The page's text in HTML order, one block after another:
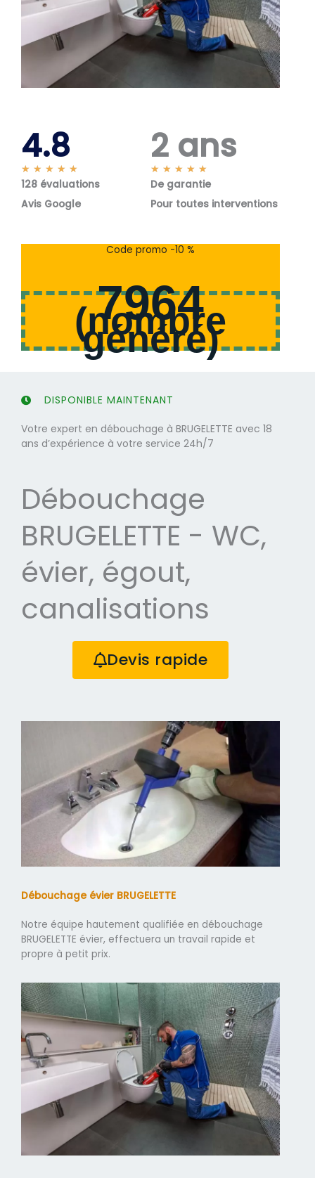
4.8
★ ★ ★ ★ ★
o
s
128 évaluations
Avis Google
2 ans
★ ★ ★ ★ ★
o
s
De garantie
Pour toutes interventions
Code promo -10 %
7964
(nombre
généré)
DISPONIBLE MAINTENANT
Votre expert en débouchage à BRUGELETTE avec 18
ans d’expérience à votre service 24h/7
Débouchage
BRUGELETTE - WC,
évier, égout,
canalisations
Devis rapide
Débouchage évier BRUGELETTE
Notre équipe hautement qualifiée en débouchage
BRUGELETTE évier, effectuera un travail rapide et
propre à petit prix.